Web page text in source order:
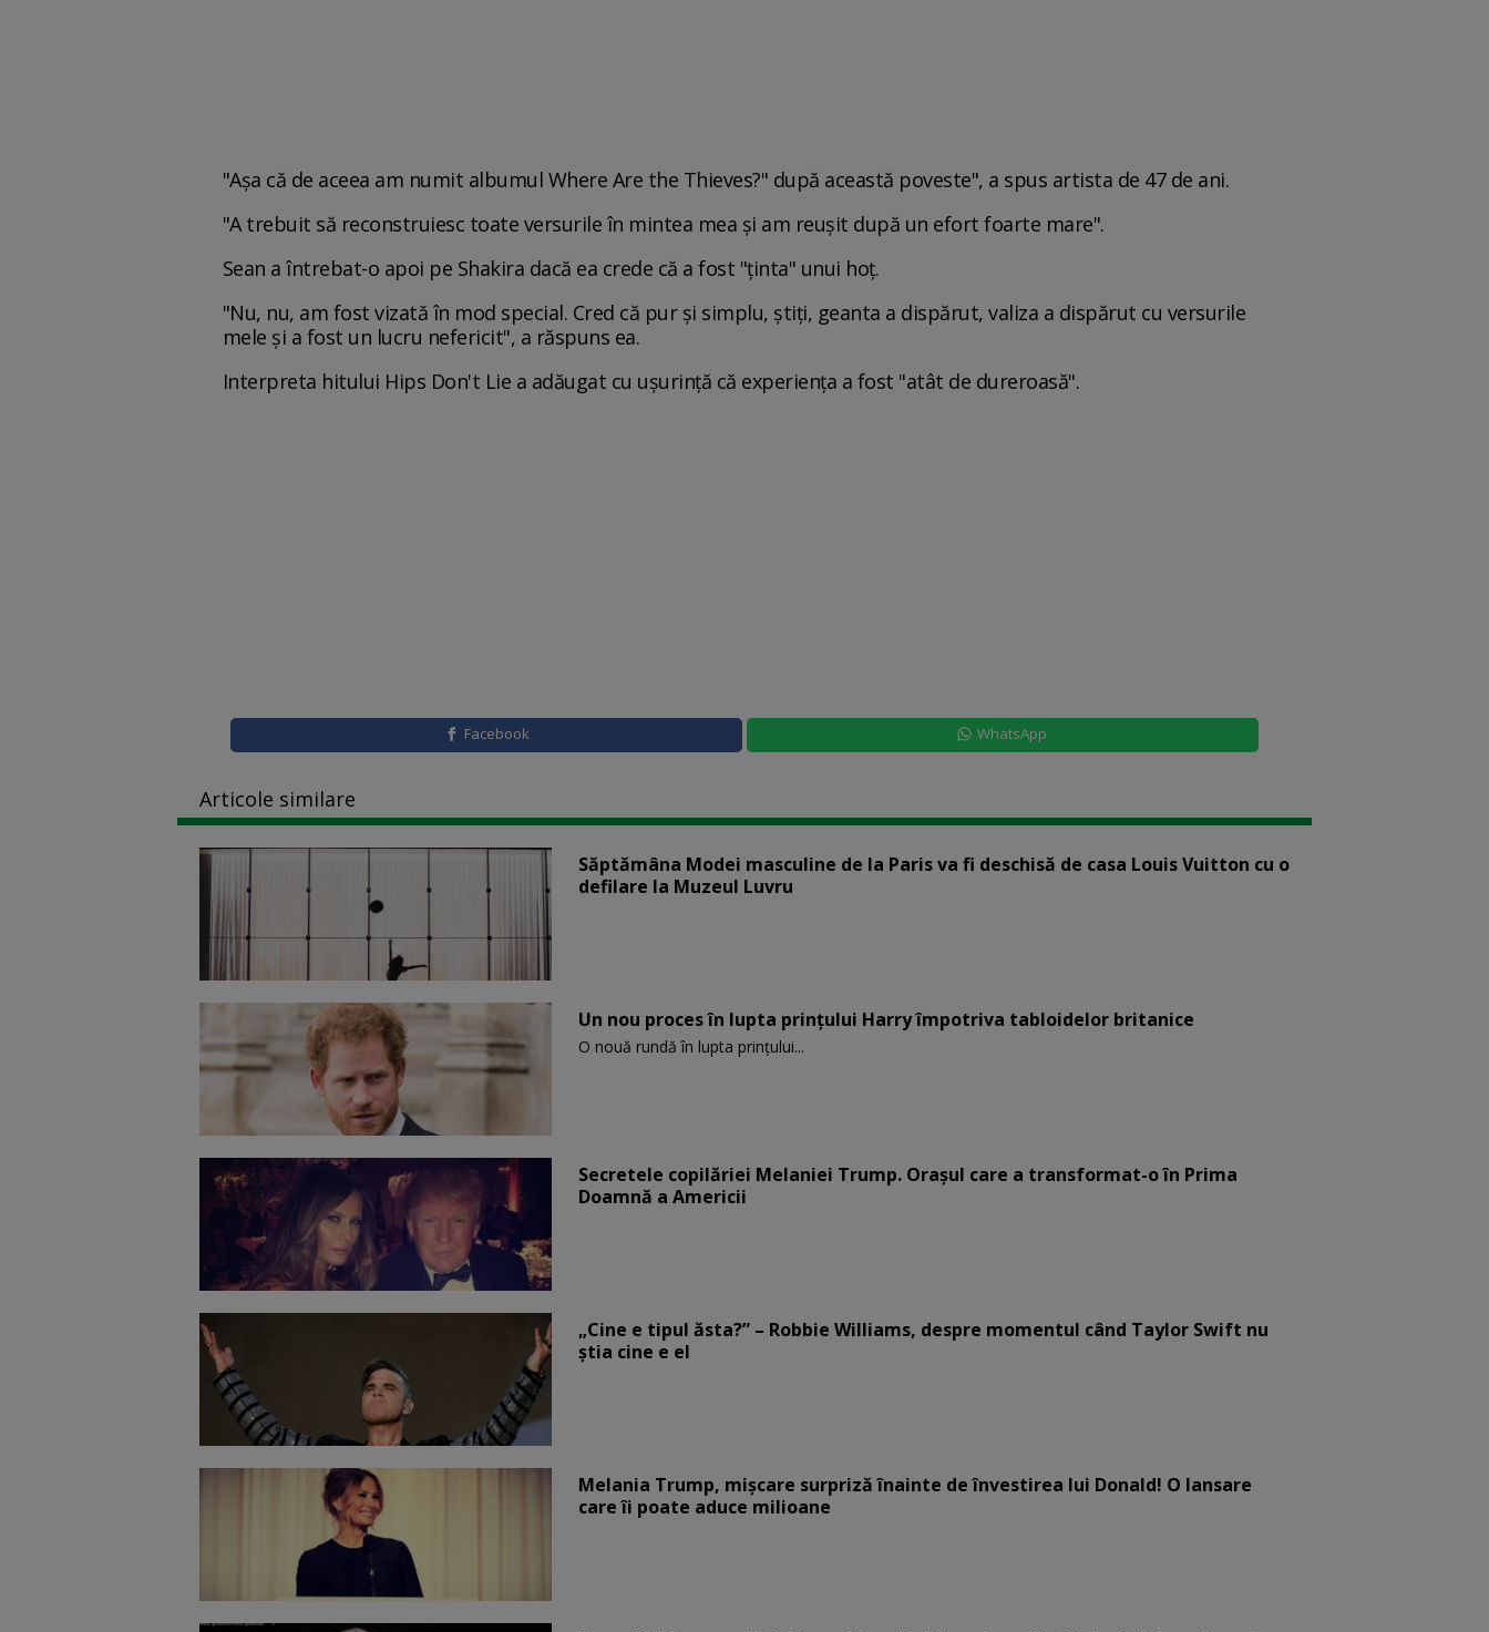
"Așa că de aceea am numit albumul Where Are the Thieves?" după această poveste", a spus artista de 47 de ani.
"A trebuit să reconstruiesc toate versurile în mintea mea și am reușit după un efort foarte mare".
Sean a întrebat-o apoi pe Shakira dacă ea crede că a fost "ținta" unui hoț.
"Nu, nu, am fost vizată în mod special. Cred că pur și simplu, știți, geanta a dispărut, valiza a dispărut cu versurile
mele și a fost un lucru nefericit", a răspuns ea.
Interpreta hitului Hips Don't Lie a adăugat cu ușurință că experiența a fost "atât de dureroasă".
Facebook WhatsApp
Articole similare
Săptămâna Modei masculine de la Paris va fi deschisă de casa Louis Vuitton cu o
defilare la Muzeul Luvru
Un nou proces în lupta prinţului Harry împotriva tabloidelor britanice
O nouă rundă în lupta prinţului...
Secretele copilăriei Melaniei Trump. Orașul care a transformat-o în Prima
Doamnă a Americii
„Cine e tipul ăsta?” – Robbie Williams, despre momentul când Taylor Swift nu
știa cine e el
Melania Trump, mișcare surpriză înainte de învestirea lui Donald! O lansare
care îi poate aduce milioane